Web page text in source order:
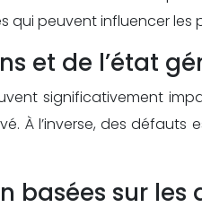
peuvent influencer les
et de l’état
significativement
À l’inverse, des
basées sur les